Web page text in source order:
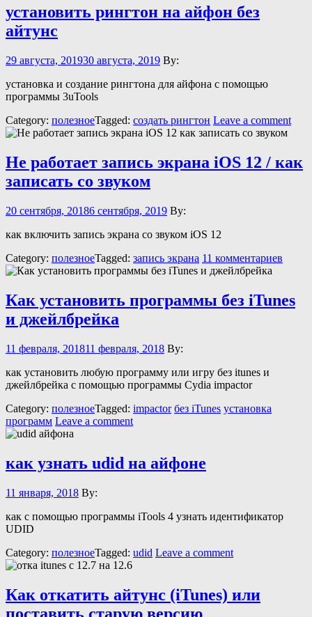
установить рингтон на айфон без
айтунс
29 августа, 201930 августа, 2019 By:
установка и создание рингтона для айфона с помощью
программы 3uTools
Category: полезноеTagged: создать рингтон Leave a comment
Не работает запись экрана iOS 12 / как
записать со звуком
20 сентября, 20186 сентября, 2019 By:
как включить запись экрана со звуком iOS 12
Category: полезноеTagged: запись экрана 11 комментариев
Как установить программы без iTunes
и джейлбрейка
11 февраля, 201811 февраля, 2018 By:
как установить любую программу или игру без itunes и
джейлбрейка с помощью программы Cydia impactor
Category: полезноеTagged: impactor без iTunes установка
программ Leave a comment
как узнать udid на айфоне
11 января, 2018 By:
как с помощью программы iTools 4 узнать идентификатор
UDID
Category: полезноеTagged: udid Leave a comment
Как откатить айтунс (iTunes) или
поставить старую версию